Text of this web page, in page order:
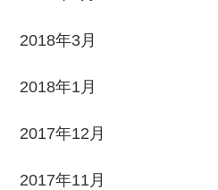
2018年3月
2018年1月
2017年12月
2017年11月